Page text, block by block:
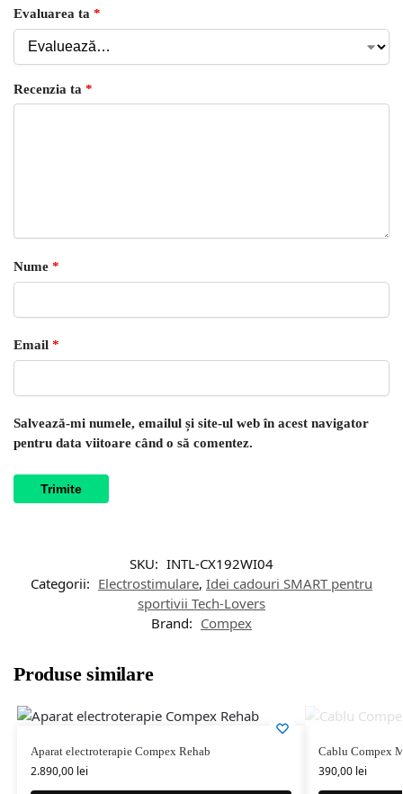
Evaluarea ta *
Recenzia ta *
Nume *
Email *
Salvează-mi numele, emailul și site-ul web în acest navigator
pentru data viitoare când o să comentez.
SKU: INTL-CX192WI04
Categorii: Electrostimulare, Idei cadouri SMART pentru
sportivii Tech-Lovers
Brand: Compex
Produse similare
Aparat electroterapie Compex Rehab
2.890,00 lei
Cablu Compex
390,00 lei